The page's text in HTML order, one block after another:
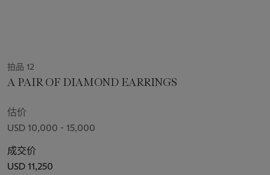
拍品 12
A PAIR OF DIAMOND EARRINGS
估价
USD 10,000 - 15,000
成交价
USD 11,250